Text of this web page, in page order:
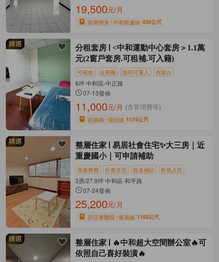
19,500元/月
距南勢角 中和新蘆線 420公尺
分租套房
<中和運動中心套房＞1.1萬
元(2窗戶套房.可租補.可入籍)
可報稅 近商圈 隨時可遷入 有陽台
6坪 中和區-中正路
07-13發佈
11,000元/月 (含管理費等)
距橋和 環狀線 1174公尺
整層住家
易居社會住宅✨大三房｜近
重慶國小｜可申請補助
免服務費 社會住宅 租金補貼 拎包入住
3房/27.9坪 中和區-和平路
07-24發佈
25,200元/月
距亞東醫院 板南線 1183公尺
整層住家
🔥中和超大空間辦公室🔥可
依照自己喜好裝潢🔥